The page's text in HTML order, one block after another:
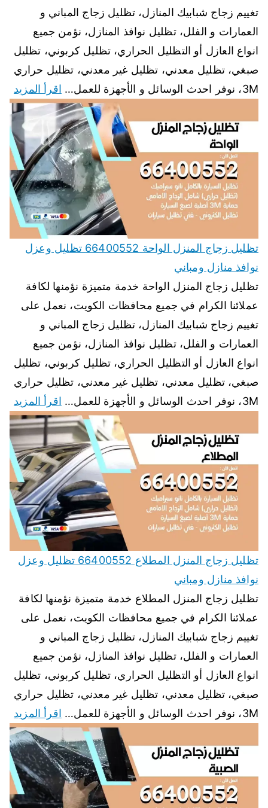
تغييم زجاج شبابيك المنازل، تظليل زجاج المباني و
العمارات و الفلل، تظليل نوافذ المنازل، نؤمن جميع
انواع العازل أو التظليل الحراري، تظليل كربوني، تظليل
صبغي، تظليل معدني، تظليل غير معدني، تظليل حراري
3M، نوفر احدث الوسائل و الأجهزة للعمل…
اقرأ المزيد
تظليل زجاج المنزل الواحة 66400552 تظليل وعزل
نوافذ منازل ومباني
تظليل زجاج المنزل الواحة خدمة متميزة نؤمنها لكافة
عملائنا الكرام في جميع محافظات الكويت، نعمل على
تغييم زجاج شبابيك المنازل، تظليل زجاج المباني و
العمارات و الفلل، تظليل نوافذ المنازل، نؤمن جميع
انواع العازل أو التظليل الحراري، تظليل كربوني، تظليل
صبغي، تظليل معدني، تظليل غير معدني، تظليل حراري
3M، نوفر احدث الوسائل و الأجهزة للعمل…
اقرأ المزيد
تظليل زجاج المنزل المطلاع 66400552 تظليل وعزل
نوافذ منازل ومباني
تظليل زجاج المنزل المطلاع خدمة متميزة نؤمنها لكافة
عملائنا الكرام في جميع محافظات الكويت، نعمل على
تغييم زجاج شبابيك المنازل، تظليل زجاج المباني و
العمارات و الفلل، تظليل نوافذ المنازل، نؤمن جميع
انواع العازل أو التظليل الحراري، تظليل كربوني، تظليل
صبغي، تظليل معدني، تظليل غير معدني، تظليل حراري
3M، نوفر احدث الوسائل و الأجهزة للعمل…
اقرأ المزيد